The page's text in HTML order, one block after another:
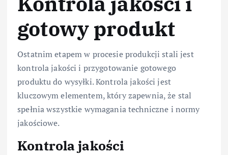
gotowy produkt
Ostatnim etapem w procesie produkcji stali jest
kontrola jakości i przygotowanie gotowego
produktu do wysyłki. Kontrola jakości jest
kluczowym elementem, który zapewnia, że stal
spełnia wszystkie wymagania techniczne i normy
jakościowe.
Kontrola jakości